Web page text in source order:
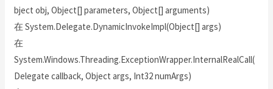
bject obj, Object[] parameters, Object[] arguments)
在 System.Delegate.DynamicInvokeImpl(Object[] args)
在
System.Windows.Threading.ExceptionWrapper.InternalRealCall(
Delegate callback, Object args, Int32 numArgs)